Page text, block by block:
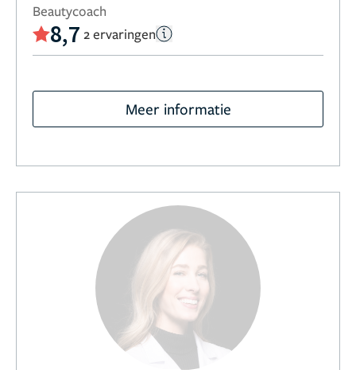
Beautycoach
8,7 2 ervaringen
Meer informatie